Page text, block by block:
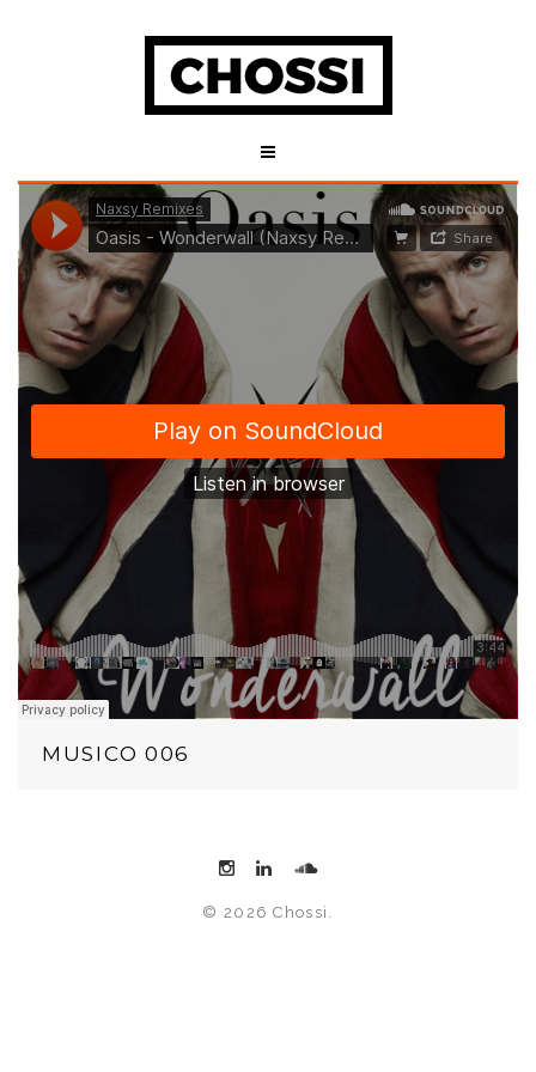
MUSICO 006
© 2026 Chossi.